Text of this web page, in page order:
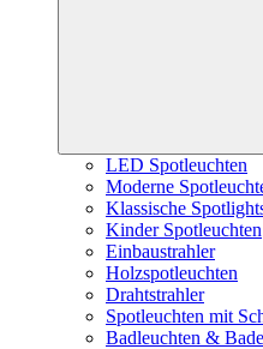
LED Spotleuchten
Moderne
Klassische
Kinder Spotleuchten
Einbaustrahler
Holzspotleuchten
Drahtstrahler
Spotleuchten mit
Badleuchten &